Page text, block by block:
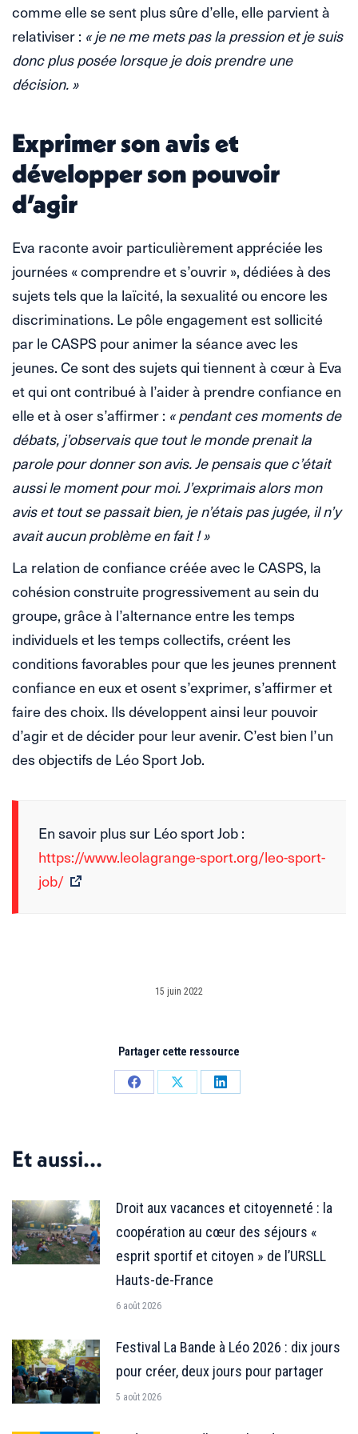
comme elle se sent plus sûre d’elle, elle parvient à
relativiser : « je ne me mets pas la pression et je suis
donc plus posée lorsque je dois prendre une
décision. »
Exprimer son avis et
développer son pouvoir
d’agir
Eva raconte avoir particulièrement appréciée les
journées « comprendre et s’ouvrir », dédiées à des
sujets tels que la laïcité, la sexualité ou encore les
discriminations. Le pôle engagement est sollicité
par le CASPS pour animer la séance avec les
jeunes. Ce sont des sujets qui tiennent à cœur à Eva
et qui ont contribué à l’aider à prendre confiance en
elle et à oser s’affirmer : « pendant ces moments de
débats, j’observais que tout le monde prenait la
parole pour donner son avis. Je pensais que c’était
aussi le moment pour moi. J’exprimais alors mon
avis et tout se passait bien, je n’étais pas jugée, il n’y
avait aucun problème en fait ! »
La relation de confiance créée avec le CASPS, la
cohésion construite progressivement au sein du
groupe, grâce à l’alternance entre les temps
individuels et les temps collectifs, créent les
conditions favorables pour que les jeunes prennent
confiance en eux et osent s’exprimer, s’affirmer et
faire des choix. Ils développent ainsi leur pouvoir
d’agir et de décider pour leur avenir. C’est bien l’un
des objectifs de Léo Sport Job.
En savoir plus sur Léo sport Job :
https://www.leolagrange-sport.org/leo-sport-
job/
15 juin 2022
Partager cette ressource
PartagerPartagerPartager
Et aussi...
Droit aux vacances et citoyenneté : la
coopération au cœur des séjours «
esprit sportif et citoyen » de l’URSLL
Hauts-de-France
6 août 2026
Festival La Bande à Léo 2026 : dix jours
pour créer, deux jours pour partager
5 août 2026